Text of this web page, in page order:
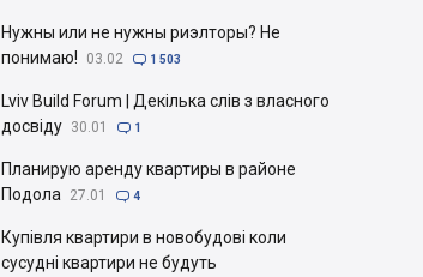
Нужны или не нужны риэлторы? Не
понимаю!
03.02  1 503
Lviv Build Forum | Декілька слів з власного
досвіду 30.01  1
Планирую аренду квартиры в районе
Подола
27.01  4
Купівля квартири в новобудові коли
сусудні квартири не будуть